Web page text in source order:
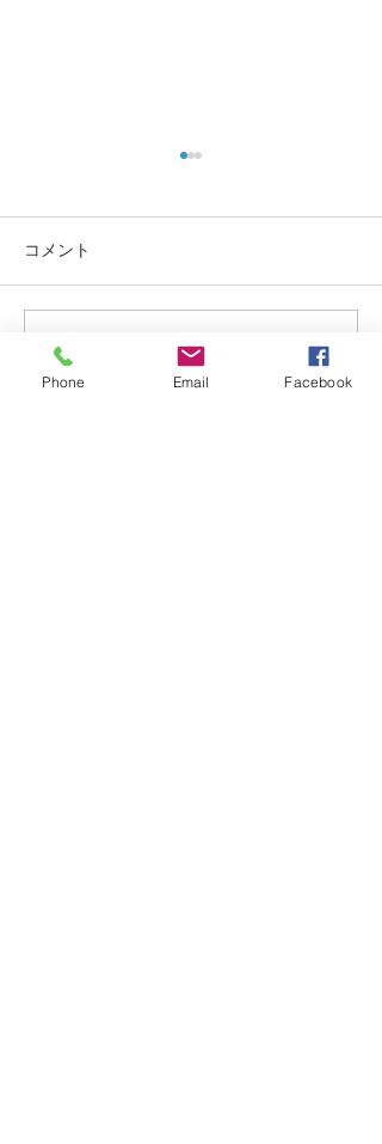
2026.5.17仙台市少林寺拳
法演武大会
コメント
コメントを追加…
Phone Email Facebook